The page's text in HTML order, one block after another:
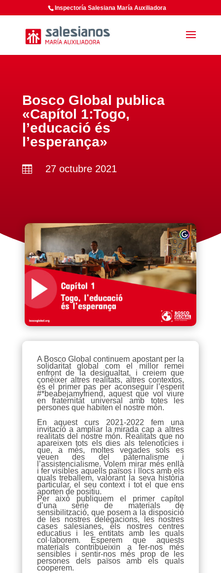
Inspectoría Salesiana María Auxiliadora
Bosco Global publica
«Capítol 1:Togo,
l’educació és
l’esperança»
 27 octubre 2021
A Bosco Global continuem apostant per la
solidaritat global com el millor remei
enfront de la desigualtat, i creiem que
conèixer altres realitats, altres contextos,
és el primer pas per aconseguir l’esperit
#*beabejamyfriend, aquest que vol viure
en fraternitat universal amb totes les
persones que habiten el nostre món.
En aquest curs 2021-2022 fem una
invitació a ampliar la mirada cap a altres
realitats del nostre món. Realitats que no
apareixen tots els dies als telenotícies i
que, a més, moltes vegades sols es
veuen des del paternalisme i
l’assistencialisme. Volem mirar més enllà
i fer visibles aquells països i llocs amb els
quals treballem, valorant la seva història
particular, el seu context i tot el que ens
aporten de positiu.
Per això publiquem el primer capítol
d’una sèrie de materials de
sensibilització, que posem a la disposició
de les nostres delegacions, les nostres
cases salesianes, els nostres centres
educatius i les entitats amb les quals
col·laborem. Esperem que aquests
materials contribueixin a fer-nos més
sensibles i sentir-nos més prop de les
persones dels països amb els quals
cooperem.